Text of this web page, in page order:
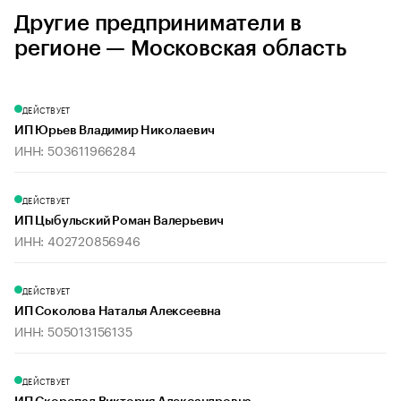
Другие предприниматели в
регионе — Московская область
ДЕЙСТВУЕТ
ИП Юрьев Владимир Николаевич
ИНН: 503611966284
ДЕЙСТВУЕТ
ИП Цыбульский Роман Валерьевич
ИНН: 402720856946
ДЕЙСТВУЕТ
ИП Соколова Наталья Алексеевна
ИНН: 505013156135
ДЕЙСТВУЕТ